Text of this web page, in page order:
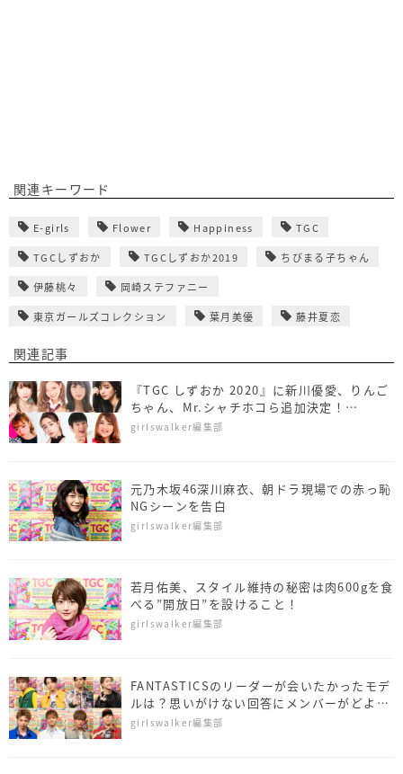
関連キーワード
E-girls Flower Happiness TGC
TGCしずおか TGCしずおか2019 ちびまる子ちゃん
伊藤桃々 岡崎ステファニー
東京ガールズコレクション 葉月美優 藤井夏恋
関連記事
『TGC しずおか 2020』に新川優愛、りんご
ちゃん、Mr.シャチホコら追加決定！
SUPER★DRAGONはTGC初ライブ披露！
girlswalker編集部
元乃木坂46深川麻衣、朝ドラ現場での赤っ恥
NGシーンを告白
girlswalker編集部
若月佑美、スタイル維持の秘密は肉600gを食
べる”開放日”を設けること！
girlswalker編集部
FANTASTICSのリーダーが会いたかったモデ
ルは？思いがけない回答にメンバーがどよめ
く
girlswalker編集部